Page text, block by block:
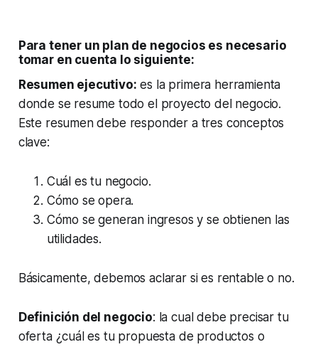
Para tener un plan de negocios es necesario
tomar en cuenta lo siguiente:
Resumen ejecutivo: es la primera herramienta
donde se resume todo el proyecto del negocio.
Este resumen debe responder a tres conceptos
clave:
Cuál es tu negocio.
Cómo se opera.
Cómo se generan ingresos y se obtienen las
utilidades.
Básicamente, debemos aclarar si es rentable o no.
Definición del negocio: la cual debe precisar tu
oferta ¿cuál es tu propuesta de productos o